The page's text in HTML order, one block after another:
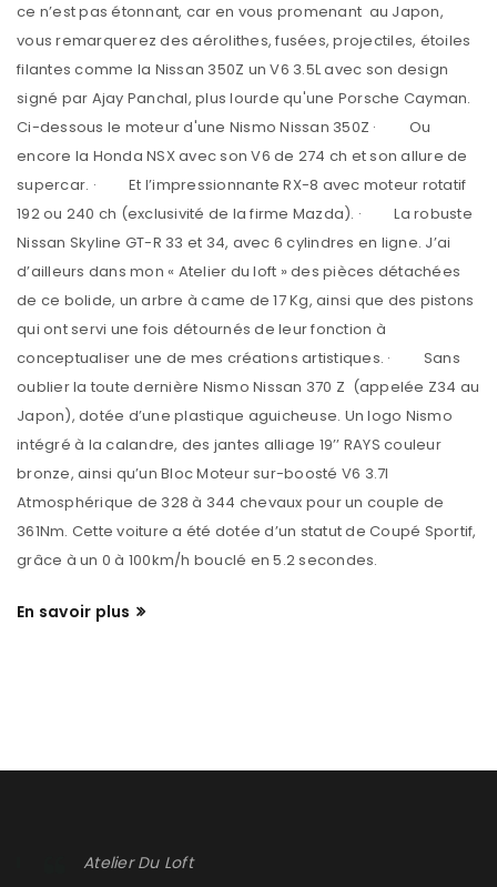
ce n’est pas étonnant, car en vous promenant au Japon,
vous remarquerez des aérolithes, fusées, projectiles, étoiles
filantes comme la Nissan 350Z un V6 3.5L avec son design
signé par Ajay Panchal, plus lourde qu'une Porsche Cayman.
Ci-dessous le moteur d'une Nismo Nissan 350Z · Ou
encore la Honda NSX avec son V6 de 274 ch et son allure de
supercar. · Et l’impressionnante RX-8 avec moteur rotatif
192 ou 240 ch (exclusivité de la firme Mazda). · La robuste
Nissan Skyline GT-R 33 et 34, avec 6 cylindres en ligne. J’ai
d’ailleurs dans mon « Atelier du loft » des pièces détachées
de ce bolide, un arbre à came de 17 Kg, ainsi que des pistons
qui ont servi une fois détournés de leur fonction à
conceptualiser une de mes créations artistiques. · Sans
oublier la toute dernière Nismo Nissan 370 Z (appelée Z34 au
Japon), dotée d’une plastique aguicheuse. Un logo Nismo
intégré à la calandre, des jantes alliage 19’’ RAYS couleur
bronze, ainsi qu’un Bloc Moteur sur-boosté V6 3.7l
Atmosphérique de 328 à 344 chevaux pour un couple de
361Nm. Cette voiture a été dotée d’un statut de Coupé Sportif,
grâce à un 0 à 100km/h bouclé en 5.2 secondes.
En savoir plus
Atelier Du Loft